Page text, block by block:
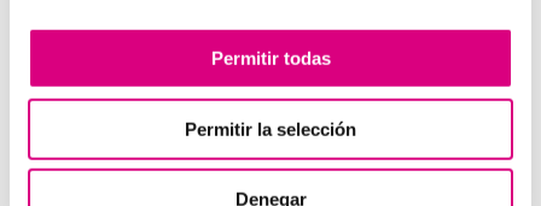
Permitir todas
Permitir la selección
Denegar
buena llamada puede ser tan efectiva como una
campaña online.
System Network, tu
operadora de telefonía